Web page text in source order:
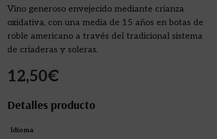
Vino generoso envejecido mediante crianza
oxidativa, con una media de 15 años en botas de
roble americano a través del tradicional sistema
de criaderas y soleras.
12,50€
Detalles producto
Idioma